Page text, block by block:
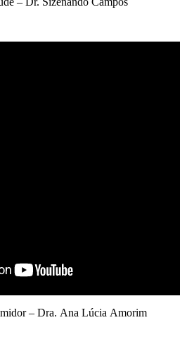
– Dra. Ana Lúcia Amorim